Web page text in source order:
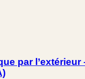
par l’extérieur